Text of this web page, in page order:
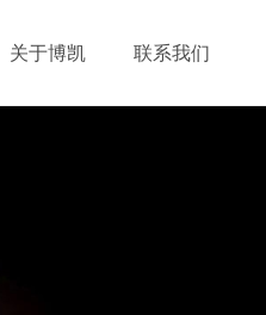
关于博凯 联系我们